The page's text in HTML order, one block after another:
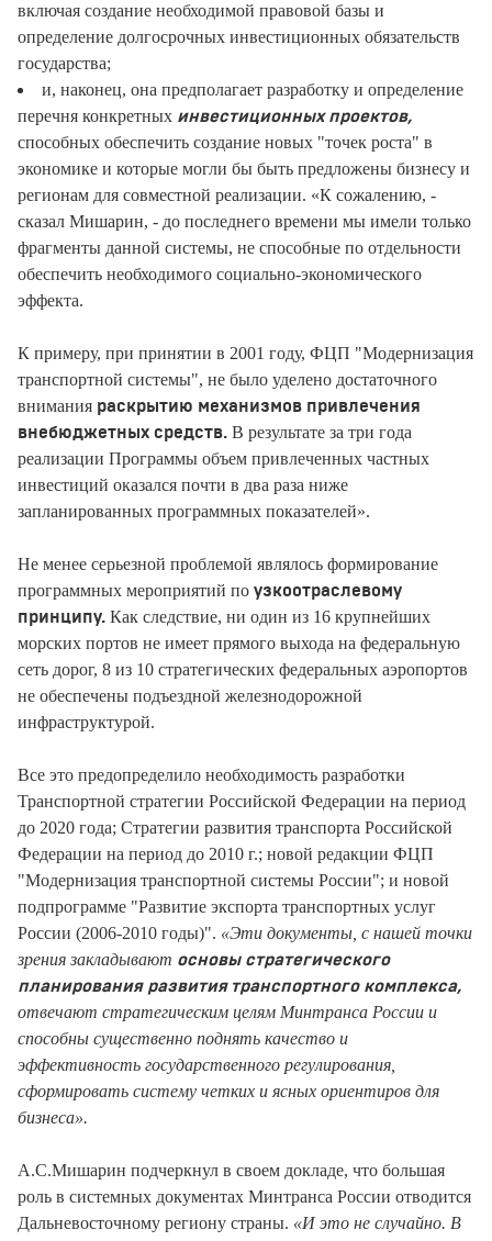
включая создание необходимой правовой базы и
определение долгосрочных инвестиционных обязательств
государства;
и, наконец, она предполагает разработку и определение
перечня конкретных инвестиционных проектов,
способных обеспечить создание новых "точек роста" в
экономике и которые могли бы быть предложены бизнесу и
регионам для совместной реализации. «К сожалению, -
сказал Мишарин, - до последнего времени мы имели только
фрагменты данной системы, не способные по отдельности
обеспечить необходимого социально-экономического
эффекта.
К примеру, при принятии в 2001 году, ФЦП "Модернизация
транспортной системы", не было уделено достаточного
внимания раскрытию механизмов привлечения
внебюджетных средств. В результате за три года
реализации Программы объем привлеченных частных
инвестиций оказался почти в два раза ниже
запланированных программных показателей».
Не менее серьезной проблемой являлось формирование
программных мероприятий по узкоотраслевому
принципу. Как следствие, ни один из 16 крупнейших
морских портов не имеет прямого выхода на федеральную
сеть дорог, 8 из 10 стратегических федеральных аэропортов
не обеспечены подъездной железнодорожной
инфраструктурой.
Все это предопределило необходимость разработки
Транспортной стратегии Российской Федерации на период
до 2020 года; Стратегии развития транспорта Российской
Федерации на период до 2010 г.; новой редакции ФЦП
"Модернизация транспортной системы России"; и новой
подпрограмме "Развитие экспорта транспортных услуг
России (2006-2010 годы)". «Эти документы, с нашей точки
зрения закладывают основы стратегического
планирования развития транспортного комплекса,
отвечают стратегическим целям Минтранса России и
способны существенно поднять качество и
эффективность государственного регулирования,
сформировать систему четких и ясных ориентиров для
бизнеса».
А.С.Мишарин подчеркнул в своем докладе, что большая
роль в системных документах Минтранса России отводится
Дальневосточному региону страны. «И это не случайно. В